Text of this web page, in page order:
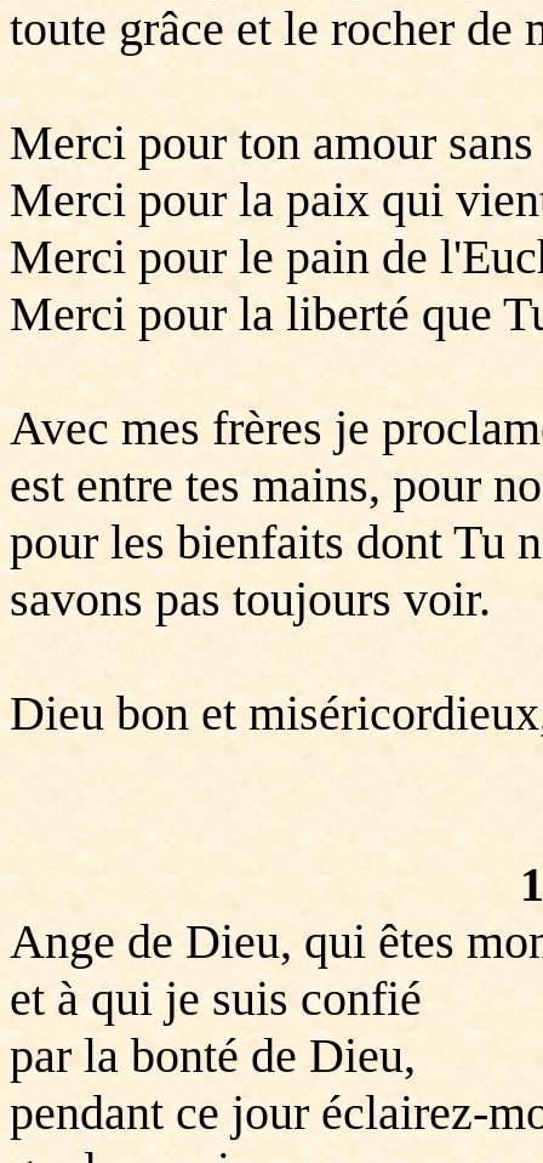
toute grâce et le rocher de
Merci pour ton amour
Merci pour la paix qui
Merci pour le pain de
Merci pour la liberté que
Avec mes frères je
est entre tes mains, pour
pour les bienfaits dont Tu
savons pas toujours voir.
Dieu bon et
Ange de Dieu, qui êtes
et à qui je suis confié
par la bonté de Dieu,
pendant ce jour éclairez-